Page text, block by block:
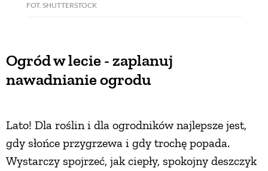
FOT. SHUTTERSTOCK
Ogród w lecie - zaplanuj
nawadnianie ogrodu
Lato! Dla roślin i dla ogrodników najlepsze jest,
gdy słońce przygrzewa i gdy trochę popada.
Wystarczy spojrzeć, jak ciepły, spokojny deszczyk